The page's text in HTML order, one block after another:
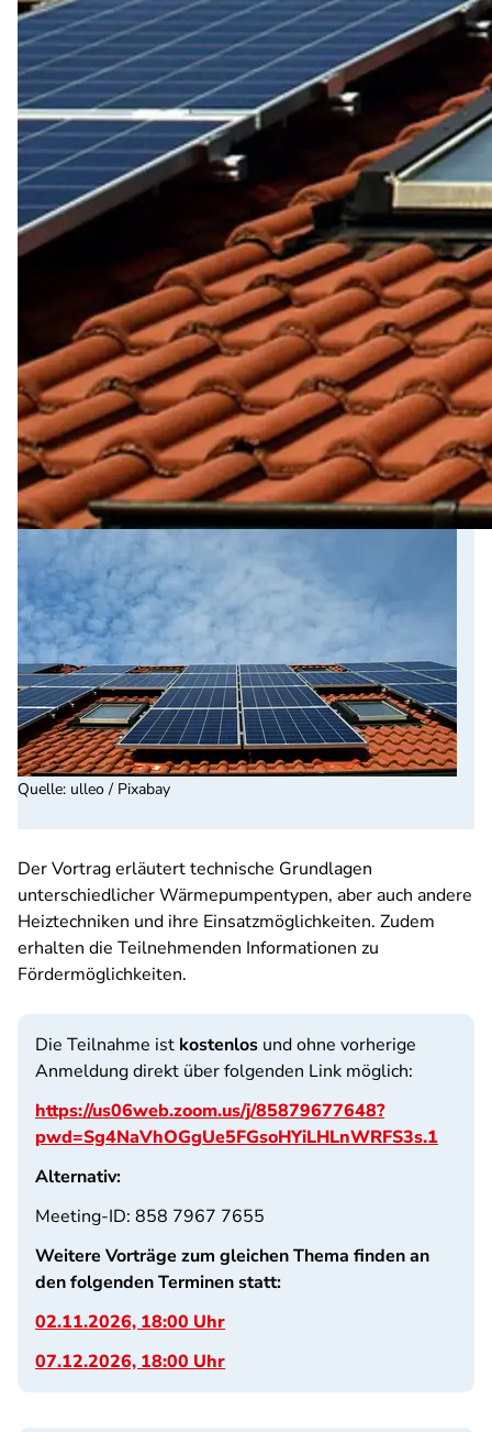
Quelle: ulleo / Pixabay
Der Vortrag erläutert technische Grundlagen
unterschiedlicher Wärmepumpentypen, aber auch andere
Heiztechniken und ihre Einsatzmöglichkeiten. Zudem
erhalten die Teilnehmenden Informationen zu
Fördermöglichkeiten.
Die Teilnahme ist kostenlos und ohne vorherige
Anmeldung direkt über folgenden Link möglich:
https://us06web.zoom.us/j/85879677648?
pwd=Sg4NaVhOGgUe5FGsoHYiLHLnWRFS3s.1
Alternativ:
Meeting-ID: 858 7967 7655
Weitere Vorträge zum gleichen Thema finden an
den folgenden Terminen statt:
02.11.2026, 18:00 Uhr
07.12.2026, 18:00 Uhr